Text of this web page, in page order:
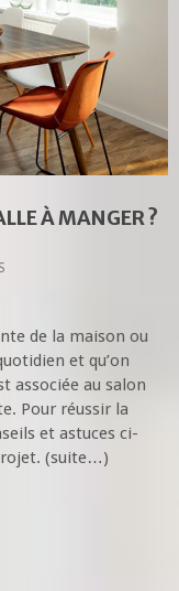
À MANGER ?
de la maison ou
et qu’on
associée au salon
Pour réussir la
et astuces ci-
(suite…)